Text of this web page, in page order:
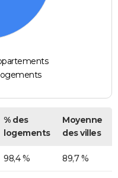
% des
logements
Moyenne
des villes
98,4 % 89,7 %